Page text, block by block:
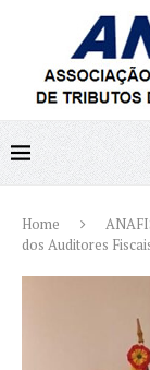
Home
dos Auditores